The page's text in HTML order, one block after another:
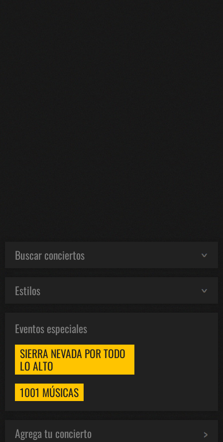
Buscar conciertos
Estilos
Eventos especiales
SIERRA NEVADA POR TODO
LO ALTO
1001 MÚSICAS
Agrega tu concierto